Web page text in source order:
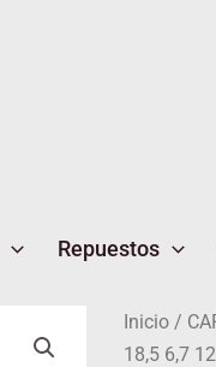
Repuestos
Inicio/
18,5 6,7
P/NB